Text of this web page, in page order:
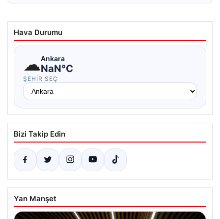
Hava Durumu
☁Ankara
NaN°C
ŞEHIR SEÇ
Bizi Takip Edin
Yan Manşet